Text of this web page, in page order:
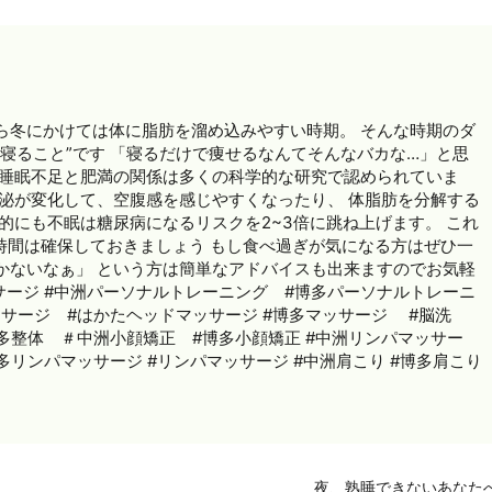
にかけては体に脂肪を溜め込みやすい時期。 そんな時期のダ
ること”です 「寝るだけで痩せるなんてそんなバカな…」と思
眠不足と肥満の関係は多くの科学的な研究で認められていま
が変化して、空腹感を感じやすくなったり、 体脂肪を分解する
にも不眠は糖尿病になるリスクを2~3倍に跳ね上げます。 これ
は確保しておきましょう もし食べ過ぎが気になる方はぜひ一
いなぁ」 という方は簡単なアドバイスも出来ますのでお気軽
ージ #中洲パーソナルトレーニング #博多パーソナルトレーニ
ージ #はかたヘッドマッサージ #博多マッサージ #脳洗
体 ＃中洲小顔矯正 #博多小顔矯正 #中洲リンパマッサー
ンパマッサージ #リンパマッサージ #中洲肩こり #博多肩こり
夜、熟睡できないあなた